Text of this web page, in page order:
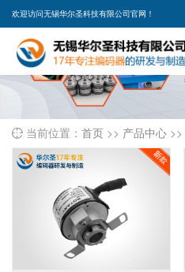
欢迎访问无锡华尔圣科技有限公司官网！
 当前位置： 首页 >> 产品中心 >>